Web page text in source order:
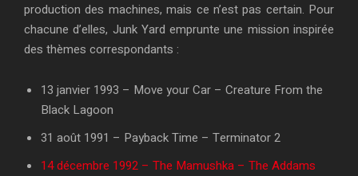
production des machines, mais ce n’est pas certain. Pour
chacune d’elles, Junk Yard emprunte une mission inspirée
des thèmes correspondants :
13 janvier 1993 – Move your Car – Creature From the
Black Lagoon
31 août 1991 – Payback Time – Terminator 2
14 décembre 1992 – The Mamushka – The Addams